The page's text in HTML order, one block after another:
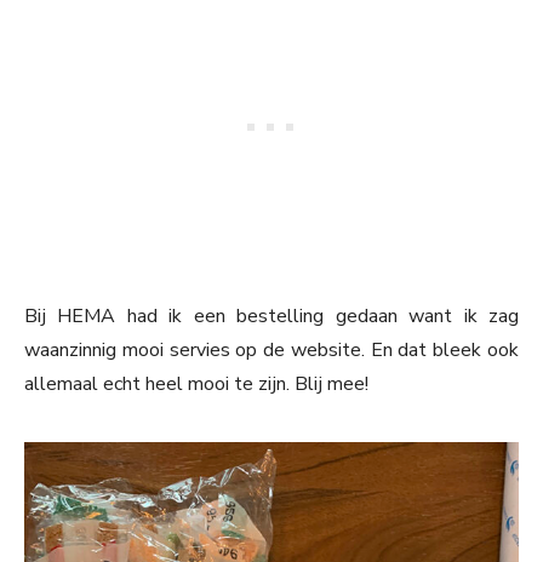
Bij HEMA had ik een bestelling gedaan want ik zag
waanzinnig mooi servies op de website. En dat bleek ook
allemaal echt heel mooi te zijn. Blij mee!